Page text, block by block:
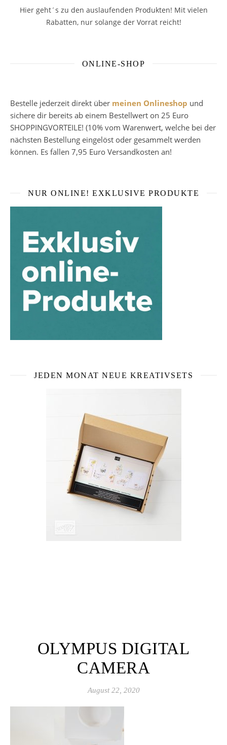
Hier geht´s zu den auslaufenden Produkten! Mit vielen
Rabatten, nur solange der Vorrat reicht!
ONLINE-SHOP
Bestelle jederzeit direkt über meinen Onlineshop und
sichere dir bereits ab einem Bestellwert on 25 Euro
SHOPPINGVORTEILE! (10% vom Warenwert, welche bei der
nächsten Bestellung eingelöst oder gesammelt werden
können. Es fallen 7,95 Euro Versandkosten an!
NUR ONLINE! EXKLUSIVE PRODUKTE
JEDEN MONAT NEUE KREATIVSETS
OLYMPUS DIGITAL
CAMERA
August 22, 2020